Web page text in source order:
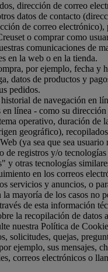
dirección de correo
datos de contacto
de correo electrónico),
o comprar como
comunicaciones de
en la web o en la tienda.
por ejemplo, fecha y
datos de productos y
pedidos.
historial de navegación en
en línea - como su
operativo, duración de
geográfico),
(ya sea que sea usuario
de registros y/o
y otras tecnologías
en los correos
servicios y anuncios, o
la mayoría de los casos no
de esta información
la recopilación de datos
nuestra Política de
solicitudes, quejas,
ejemplo, sus mensajes,
correos electrónicos o